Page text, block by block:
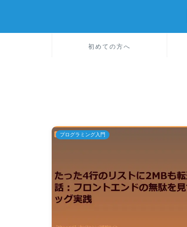
初めての方へ
プログラミング入門